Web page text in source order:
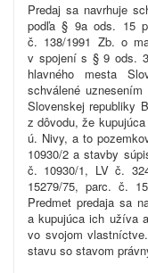
Predaj sa navrhuje
podľa § 9a ods. 15
č. 138/1991 Zb. o
v spojení s § 9 ods.
hlavného mesta
schválené
Slovenskej republiky
z dôvodu, že
ú. Nivy, a to
10930/2 a stavby
č. 10930/1, LV č.
15279/75, parc. č.
Predmet predaja sa
a kupujúca ich užíva
vo svojom
stavu so stavom